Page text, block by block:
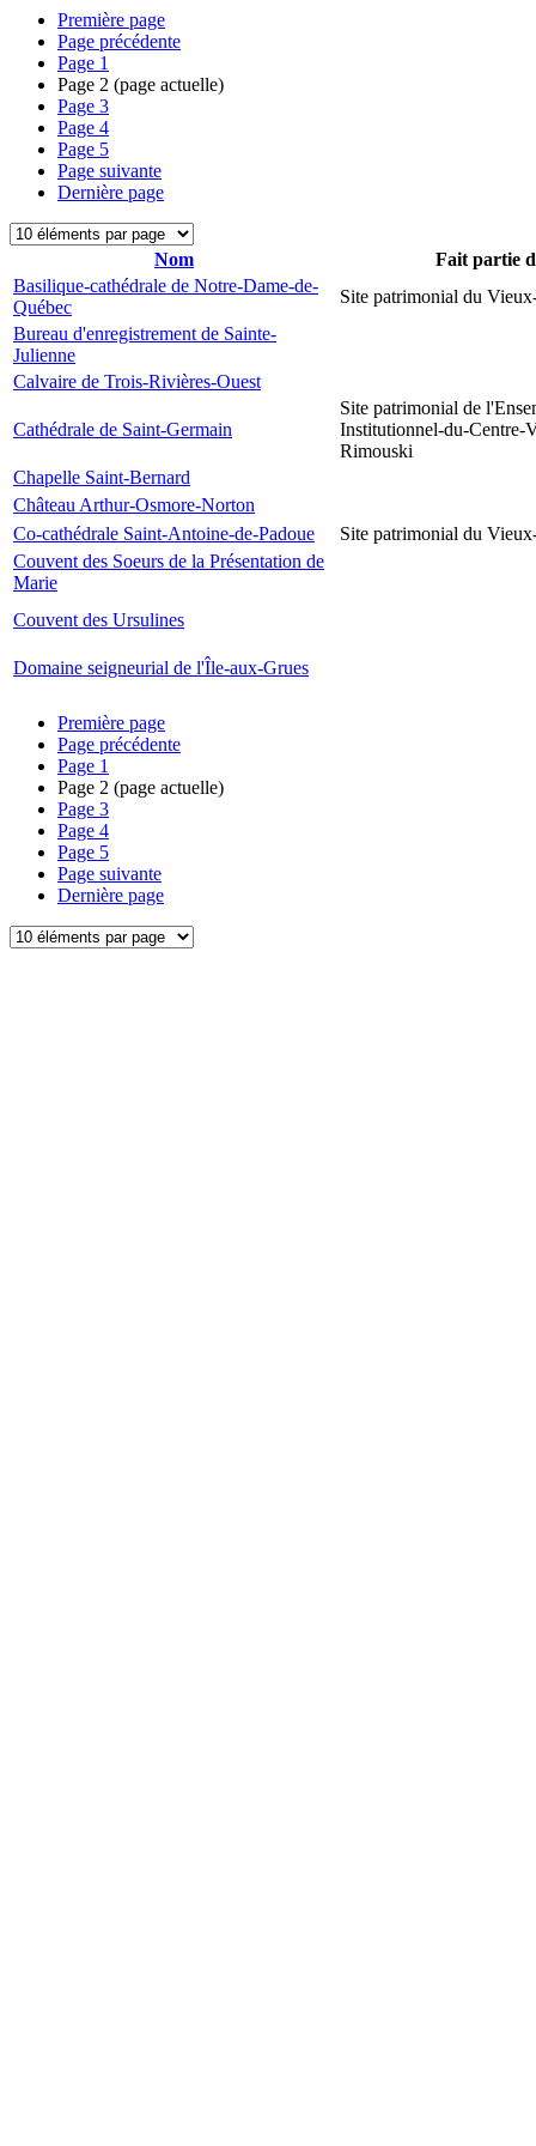
Première page
Page précédente
Page 1
Page 2 (page actuelle)
Page 3
Page 4
Page 5
Page suivante
Dernière page
Nom
Fait partie
Basilique-cathédrale de Notre-Dame-de-
Québec
Site patrimonial du
Bureau d'enregistrement de Sainte-
Julienne
Calvaire de Trois-Rivières-Ouest
Cathédrale de Saint-Germain
Site patrimonial de
Institutionnel-du-Centre-
Rimouski
Chapelle Saint-Bernard
Château Arthur-Osmore-Norton
Co-cathédrale Saint-Antoine-de-Padoue
Site patrimonial du
Couvent des Soeurs de la Présentation de
Marie
Couvent des Ursulines
Domaine seigneurial de l'Île-aux-Grues
Première page
Page précédente
Page 1
Page 2 (page actuelle)
Page 3
Page 4
Page 5
Page suivante
Dernière page